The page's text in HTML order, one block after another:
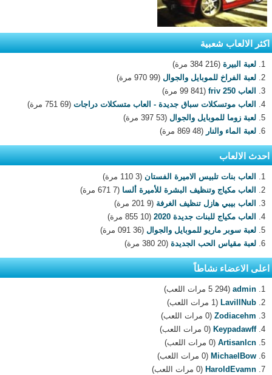
اكثر الالعاب شعبية
لعبة البيرة (216 384 مرة)
لعبة الفراخ للموبايل والجوال (99 970 مرة)
العاب 250 friv
(99 841 مرة)
العاب موتسكلات سباق جديدة - العاب متسكلات دراجات (69 751 مرة)
لعبة زوما للموبايل والجوال (53 397 مرة)
لعبة الماء والنار (48 869 مرة)
احدث الالعاب
العاب بنات تلبيس الاميرة الفستان (3 110 مرة)
العاب مكياج وتنظيف البشرة للأميرة ألسا (7 671 مرة)
العاب بيبي هازل تنظيف الغرفة (9 201 مرة)
العاب مكياج للبنات جديدة 2020
(10 855 مرة)
لعبة سوبر ماريو للموبايل والجوال (36 091 مرة)
لعبة مقياس الحب الجديدة (20 380 مرة)
اعلى الاعضاء نشاطاً
admin (5 294 مرات اللعب)
LavillNub (1 مرات اللعب)
Zodiacehm (0 مرات اللعب)
Keypadawff (0 مرات اللعب)
Artisanlcn (0 مرات اللعب)
MichaelBow (0 مرات اللعب)
HaroldEvamn (0 مرات اللعب)